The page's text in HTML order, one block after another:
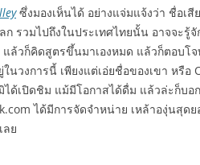
ซึ่งมองเห็นได้ อย่างแจ่มแจ้งว่า ชื่อเ
ก รวมไปถึงในประเทศไทยนั้น อาจจะรู้
แล้วก็คิดสูตรขึ้นมาเองหมด แล้วก็ตอบโ
นวงการนี้ เพียงแต่เอ่ยชื่อของเขา หรือ
ด้เปิดชิม แม้มีโอกาสได้ดื่ม แล้วล่ะก็บอ
ได้มีการจัดจำหน่าย เหล้าองุ่นสุ
ลย